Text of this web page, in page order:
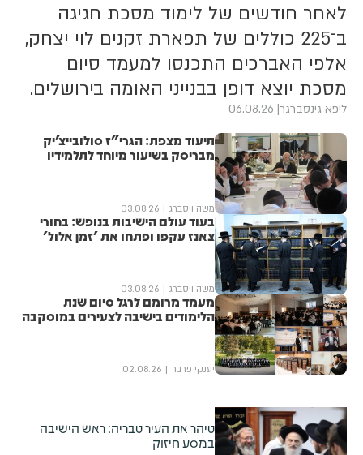
לאחר חודשים של לימוד מסכת חגיגה
ב־225 כוללים של תפארת זקנים לוי יצחק,
אלפי האברכים התכנסו למעמד סיום
מסכת יוצא דופן בבנייני האומה בירושלים.
ליפא גינסברגר 06.08.26
תיעוד מצפת: הגרי"ז סולובייצ'יק
מבריסק בשיעור מיוחד לתלמידיו
משה ויסברג 03.08.26
בעוד עולם הישיבות בנופש: בחורי
צאנז עקפו ופתחו את 'זמן אלול'
משה ויסברג 03.08.26
מעמד מרומם לרגל סיום שנת
הלימודים בישיבה לצעירים במוסקבה
יענקי פרבר 02.08.26
טיהר את העיר טבריה: ראש הישיבה
במסע חיזוק